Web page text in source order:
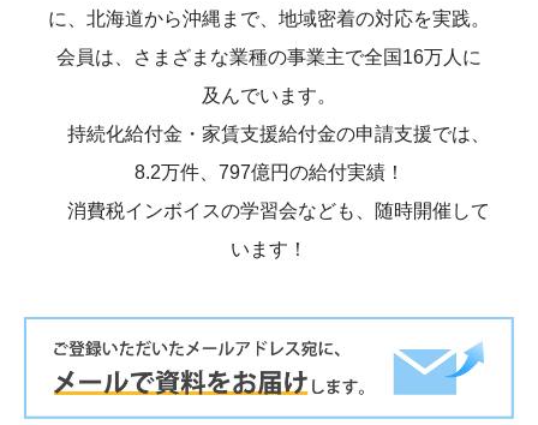
に、北海道から沖縄まで、地域密着の対応を実践。
会員は、さまざまな業種の事業主で全国16万人に
及んでいます。
持続化給付金・家賃支援給付金の申請支援では、
8.2万件、797億円の給付実績！
消費税インボイスの学習会なども、随時開催して
います！